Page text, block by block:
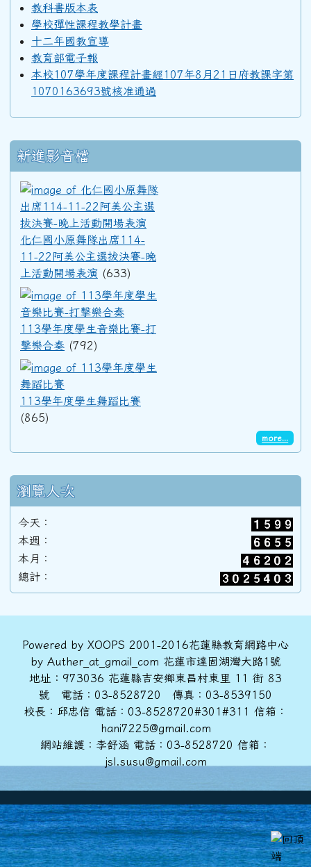
教科書版本表
學校彈性課程教學計畫
十二年國教宣導
教育部電子報
本校107學年度課程計畫經107年8月21日府教課字第
1070163693號核准通過
新進影音檔
化仁國小原舞隊出席114-
11-22阿美公主選拔決賽-晚
上活動開場表演 (633)
113學年度學生音樂比賽-打
擊樂合奏 (792)
113學年度學生舞蹈比賽
(865)
more...
瀏覽人次
今天：
本週：
本月：
總計：
頁尾區域內容
Powered by XOOPS 2001-2016花蓮縣教育網路中心
by Auther_at_gmail_com 花蓮市達固湖灣大路1號
地址：973036 花蓮縣吉安鄉東昌村東里 11 街 83
號 電話：03-8528720 傳真：03-8539150
校長：邱忠信 電話：03-8528720#301#311 信箱：
hani7225@gmail.com
網站維護：李舒涵 電話：03-8528720 信箱：
jsl.susu@gmail.com